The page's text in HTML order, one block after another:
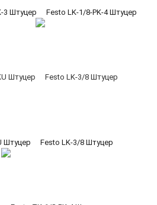
3 Штуцер Festo LK-1/8-PK-4 Штуцер
Штуцер Festo LK-3/8 Штуцер